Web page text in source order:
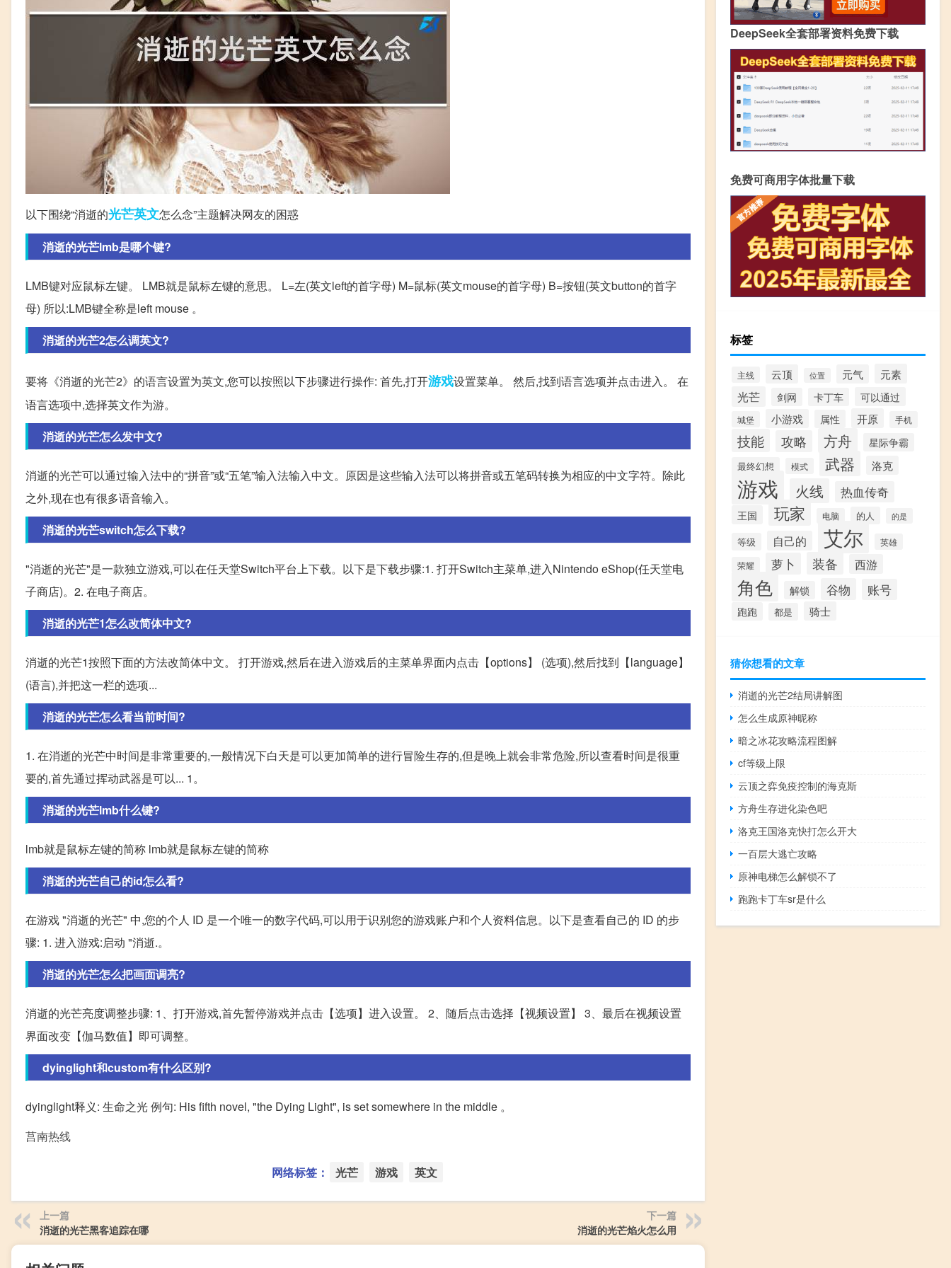
以下围绕“消逝的光芒英文怎么念”主题解决网友的困惑
消逝的光芒lmb是哪个键?
LMB键对应鼠标左键。 LMB就是鼠标左键的意思。 L=左(英文left的首字母) M=鼠标(英文mouse的首字母) B=按钮(英文button的首字
母) 所以:LMB键全称是left mouse 。
消逝的光芒2怎么调英文?
要将《消逝的光芒2》的语言设置为英文,您可以按照以下步骤进行操作: 首先,打开游戏设置菜单。 然后,找到语言选项并点击进入。 在
语言选项中,选择英文作为游。
消逝的光芒怎么发中文?
消逝的光芒可以通过输入法中的“拼音”或“五笔”输入法输入中文。原因是这些输入法可以将拼音或五笔码转换为相应的中文字符。除此
之外,现在也有很多语音输入。
消逝的光芒switch怎么下载?
"消逝的光芒"是一款独立游戏,可以在任天堂Switch平台上下载。以下是下载步骤:1. 打开Switch主菜单,进入Nintendo eShop(任天堂电
子商店)。2. 在电子商店。
消逝的光芒1怎么改简体中文?
消逝的光芒1按照下面的方法改简体中文。 打开游戏,然后在进入游戏后的主菜单界面内点击【options】 (选项),然后找到【language】
(语言),并把这一栏的选项...
消逝的光芒怎么看当前时间?
1. 在消逝的光芒中时间是非常重要的,一般情况下白天是可以更加简单的进行冒险生存的,但是晚上就会非常危险,所以查看时间是很重
要的,首先通过挥动武器是可以... 1。
消逝的光芒lmb什么键?
lmb就是鼠标左键的简称 lmb就是鼠标左键的简称
消逝的光芒自己的id怎么看?
在游戏 "消逝的光芒" 中,您的个人 ID 是一个唯一的数字代码,可以用于识别您的游戏账户和个人资料信息。以下是查看自己的 ID 的步
骤: 1. 进入游戏:启动 "消逝.。
消逝的光芒怎么把画面调亮?
消逝的光芒亮度调整步骤: 1、打开游戏,首先暂停游戏并点击【选项】进入设置。 2、随后点击选择【视频设置】 3、最后在视频设置
界面改变【伽马数值】即可调整。
dyinglight和custom有什么区别?
dyinglight释义: 生命之光 例句: His fifth novel, "the Dying Light", is set somewhere in the middle 。
莒南热线
网络标签： 光芒 游戏 英文
上一篇
消逝的光芒黑客追踪在哪
下一篇
消逝的光芒焰火怎么用
DeepSeek全套部署资料免费下载
免费可商用字体批量下载
标签
主线 云顶 位置 元气 元素
光芒 剑网 卡丁车 可以通过
城堡 小游戏 属性 开原 手机
技能 攻略 方舟 星际争霸
最终幻想 模式 武器 洛克
游戏 火线 热血传奇
王国 玩家 电脑 的人 的是
等级 自己的 艾尔
英雄
荣耀
萝卜 装备 西游
角色 解锁 谷物 账号
跑跑 都是 骑士
猜你想看的文章
消逝的光芒2结局讲解图
怎么生成原神昵称
暗之冰花攻略流程图解
cf等级上限
云顶之弈免疫控制的海克斯
方舟生存进化染色吧
洛克王国洛克快打怎么开大
一百层大逃亡攻略
原神电梯怎么解锁不了
跑跑卡丁车sr是什么